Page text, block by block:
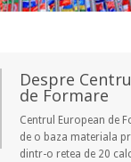
Despre
de Formare
Centrul European de
de o baza materiala
dintr-o retea de 20